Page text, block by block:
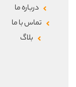
درباره ما
تماس با ما
بلاگ